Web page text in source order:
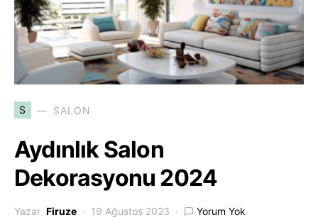
S SALON
Aydınlık Salon
Dekorasyonu 2024
Yazar Firuze 19 Ağustos 2023 Yorum Yok